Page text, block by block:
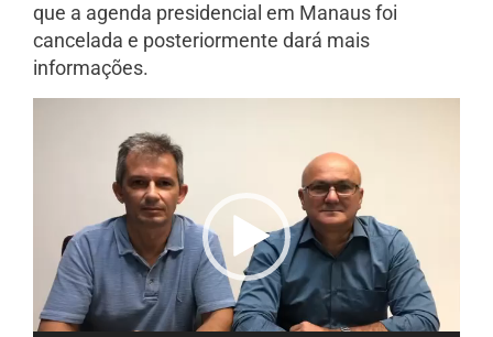
que a agenda presidencial em Manaus foi
cancelada e posteriormente dará mais
informações.